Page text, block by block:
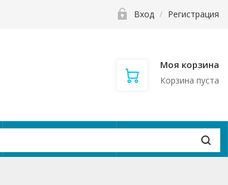
Вход / Регистрация
Моя корзина
Корзина пуста